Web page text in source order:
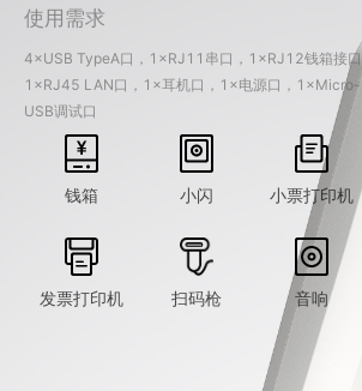
使用需求
4×USB TypeA口，1×RJ11串口，1×RJ12钱箱接口
1×RJ45 LAN口，1×耳机口，1×电源口，1×Micro-
USB调试口
钱箱 小闪 小票打印机
发票打印机 扫码枪 音响